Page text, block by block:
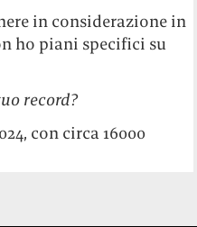
in considerazione in
ho piani specifici su
record?
con circa 16000